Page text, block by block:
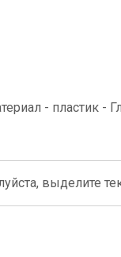
- пластик -
выделите